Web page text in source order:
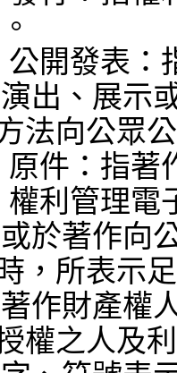
公開發表：
出、展示
法向公眾
原件：指著
權利管理電
於著作向
，所表示
作財產權
權之人及